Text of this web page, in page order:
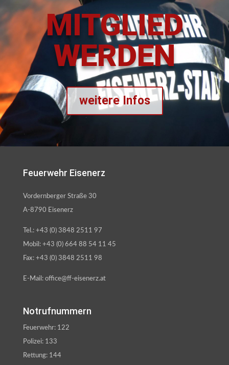
MITGLIED
WERDEN
weitere Infos
Feuerwehr Eisenerz
Vordernberger Straße 30
A-8790 Eisenerz
Tel.: +43 (0) 3848 2511 97
Mobil: +43 (0) 664 88 54 11 45
Fax: +43 (0) 3848 2511 98
E-Mail: office@ff-eisenerz.at
Notrufnummern
Feuerwehr: 122
Polizei: 133
Rettung: 144